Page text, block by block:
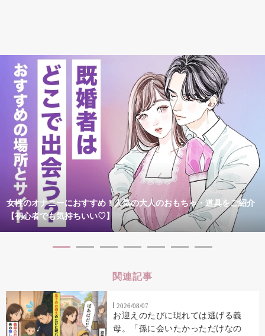
女性のオナニーにおすすめ！人気の大人のおもちゃ・道具をご紹介
【初心者でも気持ちいい♡】
関連記事
2026/08/07
お迎えのたびに現れては逃げる義
母。「孫に会いたかっただけなの